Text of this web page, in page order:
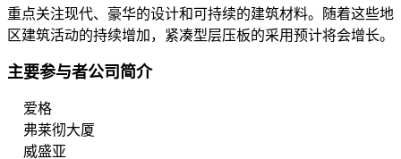
重点关注现代、豪华的设计和可持续的建筑材料。随着这些地
区建筑活动的持续增加，紧凑型层压板的采用预计将会增长。
主要参与者公司简介
爱格
弗莱彻大厦
威盛亚